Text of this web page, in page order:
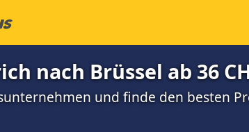
nach Brüssel ab 36
und finde den besten